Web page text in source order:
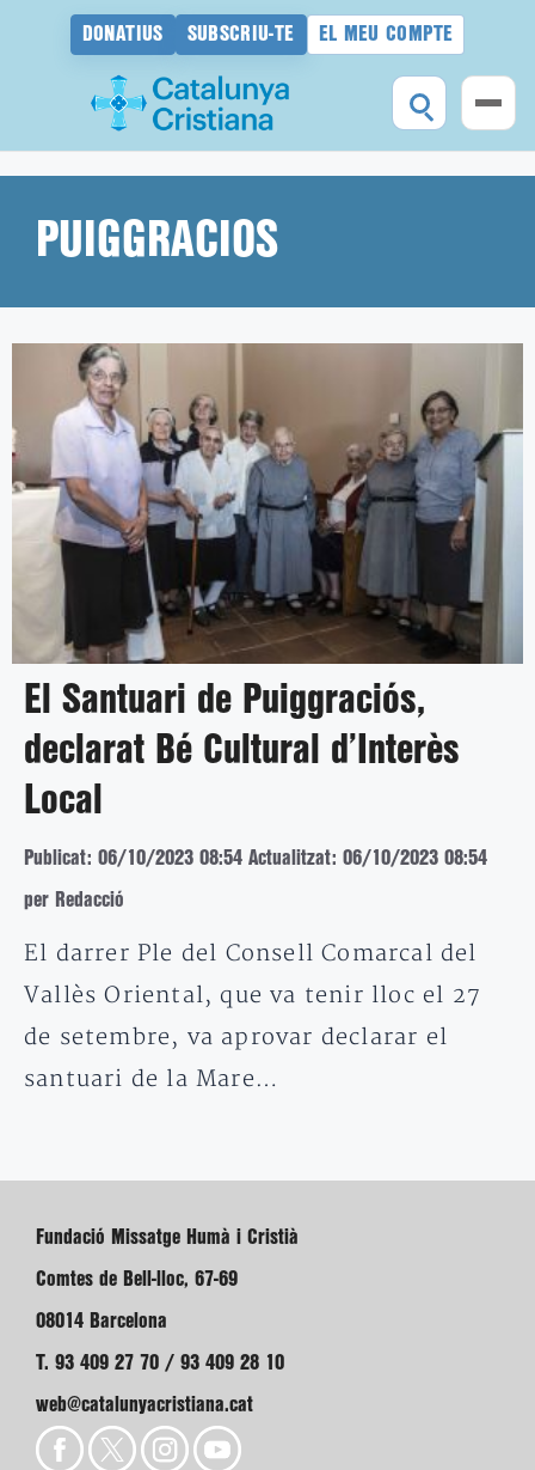
DONATIUS SUBSCRIU-TE EL MEU COMPTE
contingutPUIGGRACIOS
El Santuari de Puiggraciós,
declarat Bé Cultural d’Interès
Local
Publicat: 06/10/2023 08:54 Actualitzat: 06/10/2023 08:54
per Redacció
El darrer Ple del Consell Comarcal del
Vallès Oriental, que va tenir lloc el 27
de setembre, va aprovar declarar el
santuari de la Mare…
Fundació Missatge Humà i Cristià
Comtes de Bell-lloc, 67-69
08014 Barcelona
T. 93 409 27 70 / 93 409 28 10
web@catalunyacristiana.cat